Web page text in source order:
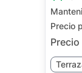
Precio